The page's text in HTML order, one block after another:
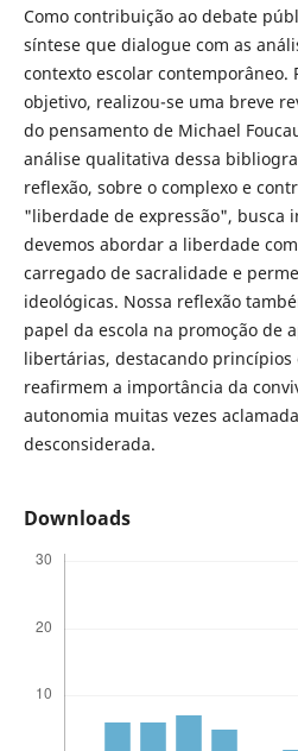
Como contribuição ao debate
síntese que dialogue com as
contexto escolar contemporâneo.
objetivo, realizou-se uma breve
do pensamento de Michael
análise qualitativa dessa
reflexão, sobre o complexo e
"liberdade de expressão", busca
devemos abordar a liberdade
carregado de sacralidade e
ideológicas. Nossa reflexão
papel da escola na promoção de
libertárias, destacando princípios
reafirmem a importância da
autonomia muitas vezes
desconsiderada.
Downloads